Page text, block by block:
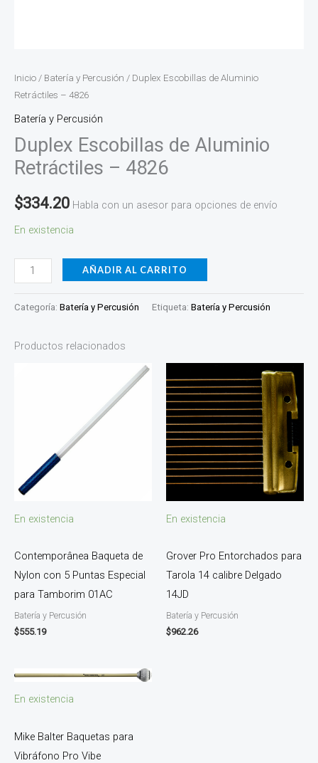
Inicio / Batería y Percusión / Duplex Escobillas de Aluminio
Retráctiles – 4826
Batería y Percusión
Duplex Escobillas de Aluminio
Retráctiles – 4826
$334.20 Habla con un asesor para opciones de envío
En existencia
AÑADIR AL CARRITO
Categoría: Batería y Percusión Etiqueta: Batería y Percusión
Productos relacionados
En existencia
Contemporânea Baqueta de
Nylon con 5 Puntas Especial
para Tamborim 01AC
Batería y Percusión
$555.19
En existencia
Grover Pro Entorchados para
Tarola 14 calibre Delgado
14JD
Batería y Percusión
$962.26
En existencia
Mike Balter Baquetas para
Vibráfono Pro Vibe